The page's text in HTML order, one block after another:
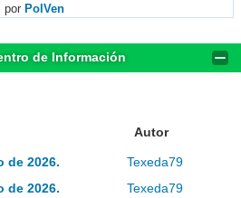
por PolVen
de Información
Autor
de 2026.
Texeda79
de 2026.
Texeda79